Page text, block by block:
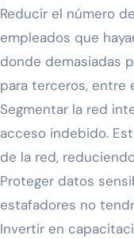
Reducir el número
empleados que
donde demasiadas
para terceros, entre
Segmentar la red
acceso indebido.
de la red,
Proteger datos
estafadores no
Invertir en